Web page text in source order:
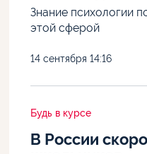
Знание психологии
этой сферой
14 сентября 14:16
Будь в курсе
В России